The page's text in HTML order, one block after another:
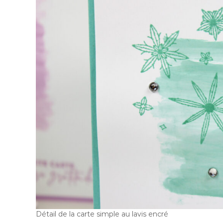
Détail de la carte simple au lavis encré